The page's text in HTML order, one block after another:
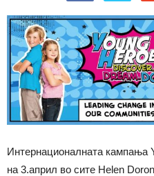
Интернационалната кампања
на 3.април во сите Helen